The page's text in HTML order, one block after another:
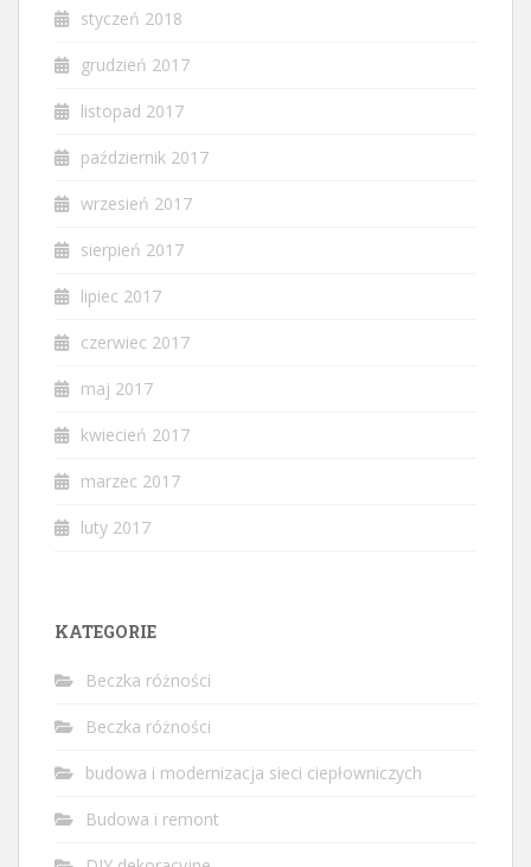
styczeń 2018
grudzień 2017
listopad 2017
październik 2017
wrzesień 2017
sierpień 2017
lipiec 2017
czerwiec 2017
maj 2017
kwiecień 2017
marzec 2017
luty 2017
KATEGORIE
Beczka różności
Beczka różności
budowa i modernizacja sieci ciepłowniczych
Budowa i remont